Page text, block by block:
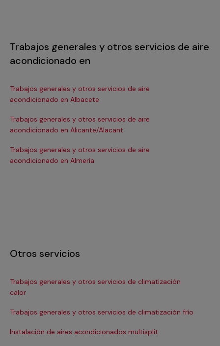
Trabajos generales y otros servicios de aire
acondicionado en
Trabajos generales y otros servicios de aire
acondicionado en Albacete
Trabajos generales y otros servicios de aire
acondicionado en Alicante/Alacant
Trabajos generales y otros servicios de aire
acondicionado en Almería
Otros servicios
Trabajos generales y otros servicios de climatización
calor
Trabajos generales y otros servicios de climatización frío
Instalación de aires acondicionados multisplit